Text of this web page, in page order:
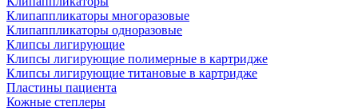
Клипаппликаторы многоразовые
Клипаппликаторы одноразовые
Клипсы лигирующие
Клипсы лигирующие полимерные в картридже
Клипсы лигирующие титановые в картридже
Пластины пациента
Кожные степлеры